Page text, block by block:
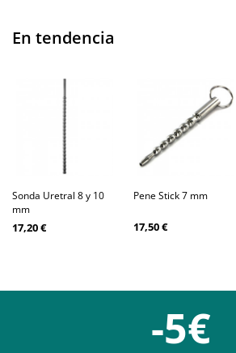
En tendencia
Sonda Uretral 8 y 10
mm
17,20 €
Pene Stick 7 mm
17,50 €
-5€